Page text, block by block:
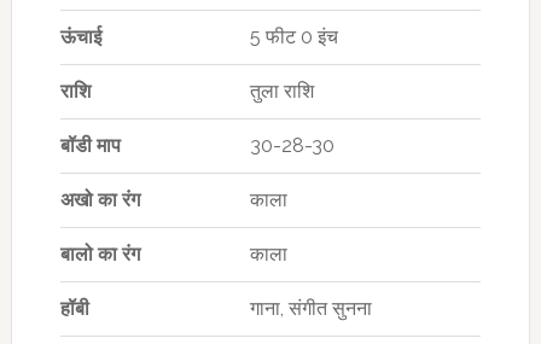
ऊंचाई 5 फीट 0 इंच
राशि तुला राशि
बॉडी माप 30-28-30
अखो का रंग काला
बालो का रंग काला
हॉबी गाना, संगीत सुनना